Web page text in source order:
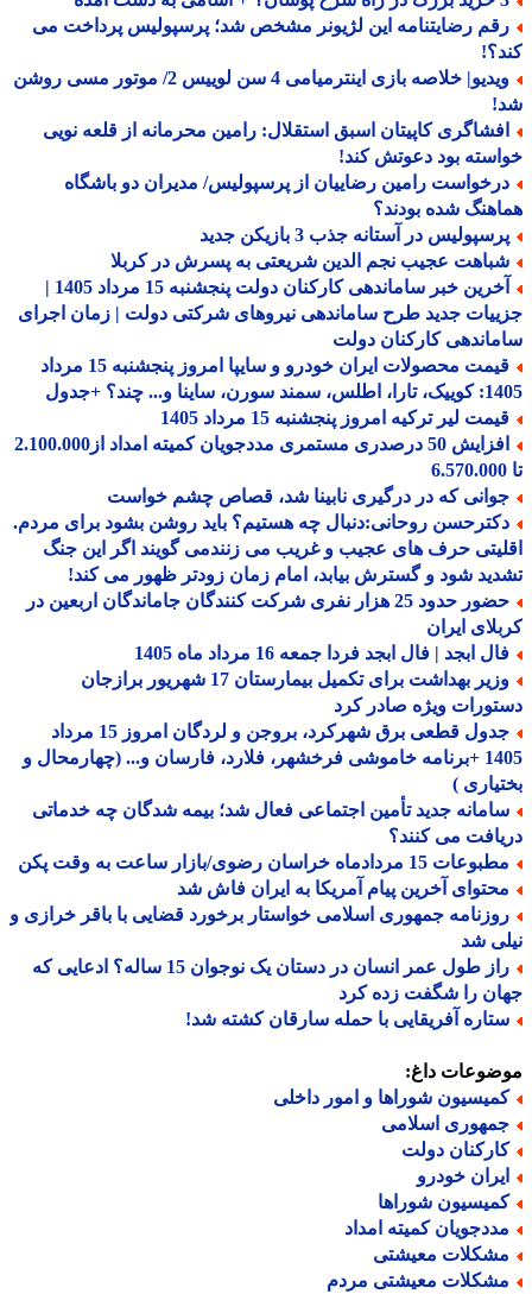
رضایتنامه این لژیونر مشخص شد؛ پرسپولیس پرداخت می
ویدیو| خلاصه بازی اینترمیامی 4 سن لوییس 2/ موتور مسی روشن
کاپیتان اسبق استقلال: رامین محرمانه از قلعه نویی
بود دعوتش کند!
رامین رضاییان از پرسپولیس/ مدیران دو باشگاه
شده بودند؟
در آستانه جذب 3 بازیکن جدید
عجیب نجم الدین شریعتی به پسرش در کربلا
آخرین خبر ساماندهی کارکنان دولت پنجشنبه 15 مرداد 1405 |
جدید طرح ساماندهی نیروهای شرکتی دولت | زمان اجرای
کارکنان دولت
قیمت محصولات ایران خودرو و سایپا امروز پنجشنبه 15 مرداد
ساینا و... چند؟ +جدول
لیر ترکیه امروز پنجشنبه 15 مرداد 1405
افزایش 50 درصدری مستمری مددجویان کمیته امداد از2.100.000
که در درگیری نابینا شد، قصاص چشم خواست
روحانی:دنبال چه هستیم؟ باید روشن بشود برای مردم.
حرف های عجیب و غریب می زنندمی گویند اگر این جنگ
شود و گسترش بیابد، امام زمان زودتر ظهور می کند!
حضور حدود 25 هزار نفری شرکت کنندگان جاماندگان اربعین در
ایران
ابجد | فال ابجد فردا جمعه 16 مرداد ماه 1405
وزیر بهداشت برای تکمیل بیمارستان 17 شهریور برازجان
ویژه صادر کرد
جدول قطعی برق شهرکرد، بروجن و لردگان امروز 15 مرداد
1405 +برنامه خاموشی فرخشهر، فلارد، فارسان و... (چهارمحال و
)
جدید تأمین اجتماعی فعال شد؛ بیمه شدگان چه خدماتی
می کنند؟
15 مردادماه خراسان رضوی/بازار ساعت به وقت پکن
آخرین پیام آمریکا به ایران فاش شد
جمهوری اسلامی خواستار برخورد قضایی با باقر خرازی و
شد
راز طول عمر انسان در دستان یک نوجوان 15 ساله؟ ادعایی که
را شگفت زده کرد
آفریقایی با حمله سارقان کشته شد!
داغ:
شوراها و امور داخلی
اسلامی
دولت
خودرو
شوراها
کمیته امداد
معیشتی
معیشتی مردم